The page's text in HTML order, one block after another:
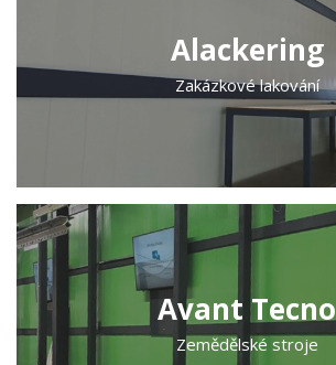
Alackering
Zakázkové lakování
Avant Tecno
Zemědělské stroje